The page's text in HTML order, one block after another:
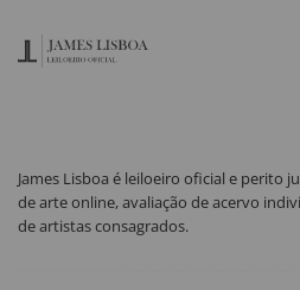
James Lisboa é leiloeiro oficial e perito
de arte online, avaliação de acervo
de artistas consagrados.